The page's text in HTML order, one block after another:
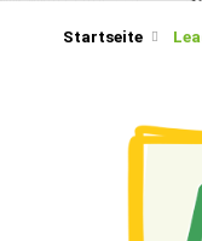
Startseite